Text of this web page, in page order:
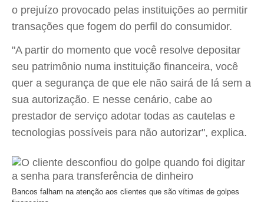
o prejuízo provocado pelas instituições ao permitir
transações que fogem do perfil do consumidor.
"A partir do momento que você resolve depositar
seu patrimônio numa instituição financeira, você
quer a segurança de que ele não sairá de lá sem a
sua autorização. E nesse cenário, cabe ao
prestador de serviço adotar todas as cautelas e
tecnologias possíveis para não autorizar", explica.
Bancos falham na atenção aos clientes que são vítimas de golpes